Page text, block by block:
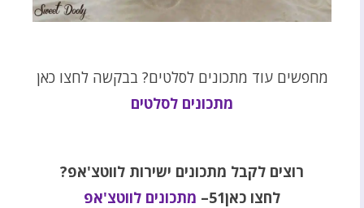
מחפשים עוד מתכונים לסלטים? בבקשה לחצו כאן
מתכונים לסלטים
רוצים לקבל מתכונים ישירות לווטצ'אפ?
לחצו כאן51–
מתכונים לווטצ'אפ